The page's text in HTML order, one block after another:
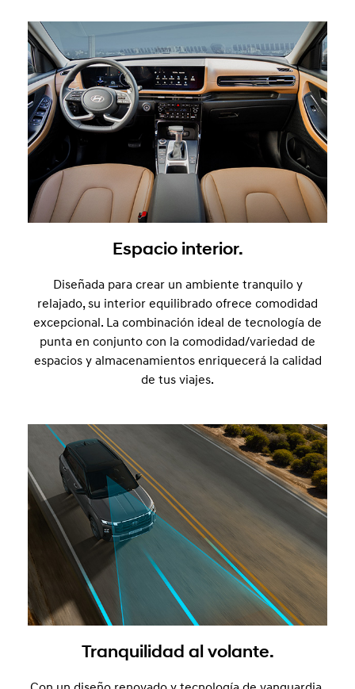
Espacio interior.
Diseñada para crear un ambiente tranquilo y
relajado, su interior equilibrado ofrece comodidad
excepcional. La combinación ideal de tecnología de
punta en conjunto con la comodidad/variedad de
espacios y almacenamientos enriquecerá la calidad
de tus viajes.
Tranquilidad al volante.